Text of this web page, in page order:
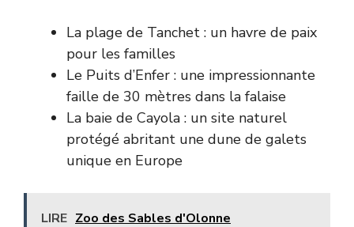
La plage de Tanchet : un havre de paix
pour les familles
Le Puits d’Enfer : une impressionnante
faille de 30 mètres dans la falaise
La baie de Cayola : un site naturel
protégé abritant une dune de galets
unique en Europe
LIRE Zoo des Sables d'Olonne